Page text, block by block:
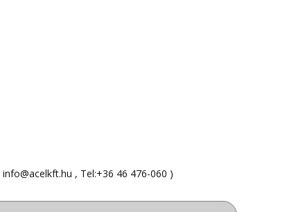
info@acelkft.hu , Tel:+36 46 476-060 )